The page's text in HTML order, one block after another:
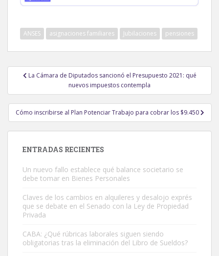
ANSES asignaciones familiares Jubilaciones pensiones
Navegación
entradas
La Cámara de Diputados sancionó el Presupuesto 2021: qué
nuevos impuestos contempla
Cómo inscribirse al Plan Potenciar Trabajo para cobrar los $9.450
ENTRADAS RECIENTES
Un nuevo fallo establece qué balance societario se
debe tomar en Bienes Personales
Claves de los cambios en alquileres y desalojo exprés
que se debate en el Senado con la Ley de Propiedad
Privada
CABA: ¿Qué rúbricas laborales siguen siendo
obligatorias tras la eliminación del Libro de Sueldos?